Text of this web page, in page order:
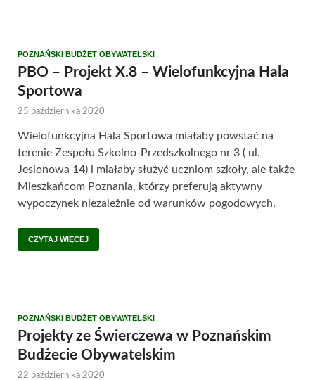
POZNAŃSKI BUDŻET OBYWATELSKI
PBO – Projekt X.8 – Wielofunkcyjna Hala
Sportowa
25 października 2020
Wielofunkcyjna Hala Sportowa miałaby powstać na
terenie Zespołu Szkolno-Przedszkolnego nr 3 ( ul.
Jesionowa 14) i miałaby służyć uczniom szkoły, ale także
Mieszkańcom Poznania, którzy preferują aktywny
wypoczynek niezależnie od warunków pogodowych.
CZYTAJ WIĘCEJ
POZNAŃSKI BUDŻET OBYWATELSKI
Projekty ze Świerczewa w Poznańskim
Budżecie Obywatelskim
22 października 2020